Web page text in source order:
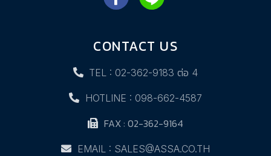
CONTACT US
TEL : 02-362-9183 ต่อ 4
HOTLINE : 098-662-4587
FAX : 02-362-9164
EMAIL : SALES@ASSA.CO.TH